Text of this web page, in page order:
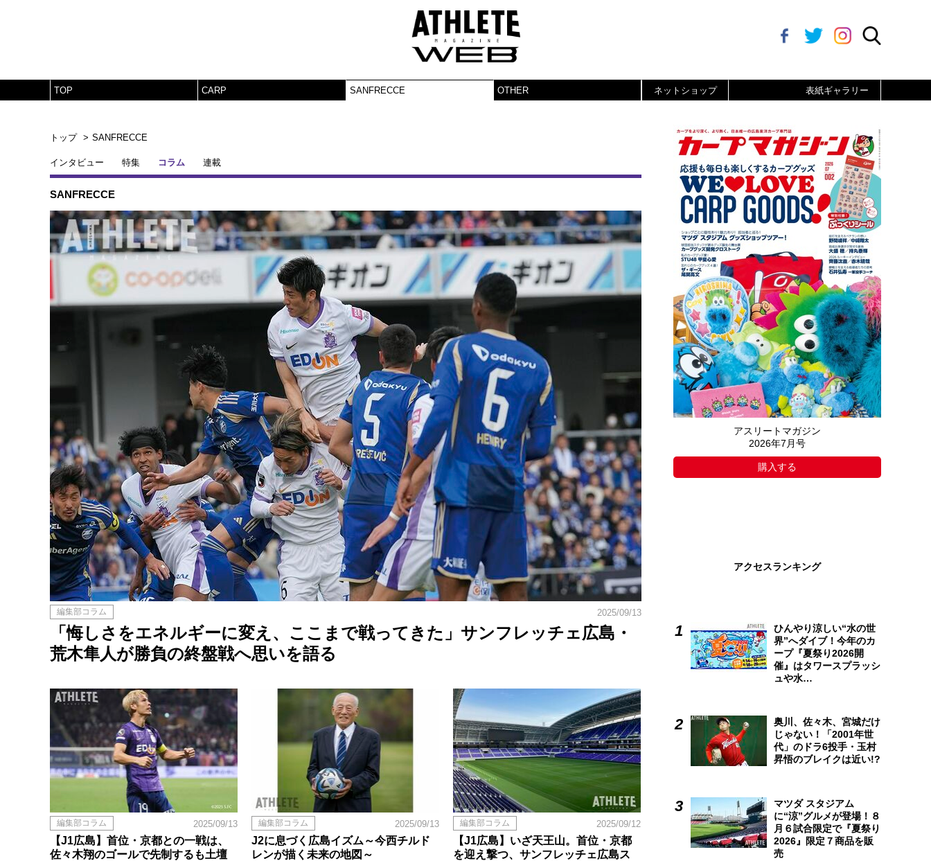
TOP CARP SANFRECCE OTHER ネットショップ 表紙ギャラリー
トップ SANFRECCE
インタビュー 特集 コラム 連載
SANFRECCE
編集部コラム 2025/09/13
「悔しさをエネルギーに変え、ここまで戦ってきた」サンフレッチェ広島・
荒木隼人が勝負の終盤戦へ思いを語る
編集部コラム 2025/09/13
【J1広島】首位・京都との一戦は、
佐々木翔のゴールで先制するも土壇
編集部コラム 2025/09/13
J2に息づく広島イズム～今西チルド
レンが描く未来の地図～
編集部コラム 2025/09/12
【J1広島】いざ天王山。首位・京都
を迎え撃つ、サンフレッチェ広島ス
アスリートマガジン
2026年7月号
購入する
アクセスランキング
ひんやり涼しい“水の世
界”へダイブ！今年のカ
ープ『夏祭り2026開
催』はタワースプラッシ
ュや水…
奥川、佐々木、宮城だけ
じゃない！「2001年世
代」のドラ6投手・玉村
昇悟のブレイクは近い!?
マツダ スタジアム
に“涼”グルメが登場！８
月６試合限定で『夏祭り
2026』限定７商品を販
売